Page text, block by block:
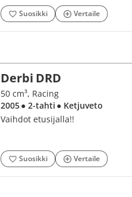
Suosikki Vertaile
Derbi DRD
50 cm³, Racing
2005● 2-tahti ● Ketjuveto
Vaihdot etusijalla!!
Suosikki Vertaile